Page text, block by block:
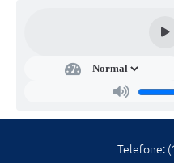
Telefone: